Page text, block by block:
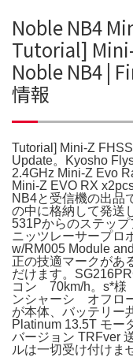
Noble NB4
Tutorial]
Noble NB4 |
情報
Tutorial] Mini-Z
Update。Kyosho
2.4GHz Mini-Z Evo
Mini-Z EVO RX
NB4と受信機の出品
の中に格納して発送
531Pからのステッ
ニッツレーサープロ
w/RM005 Module
正の技適マークがあ
だけます。
コン 70km/h。s*様
ンシャーシ オフロ
が本体、バッテリー
Platinum 13.5T モー
バージョン TRFver
ルは一切受け付けま